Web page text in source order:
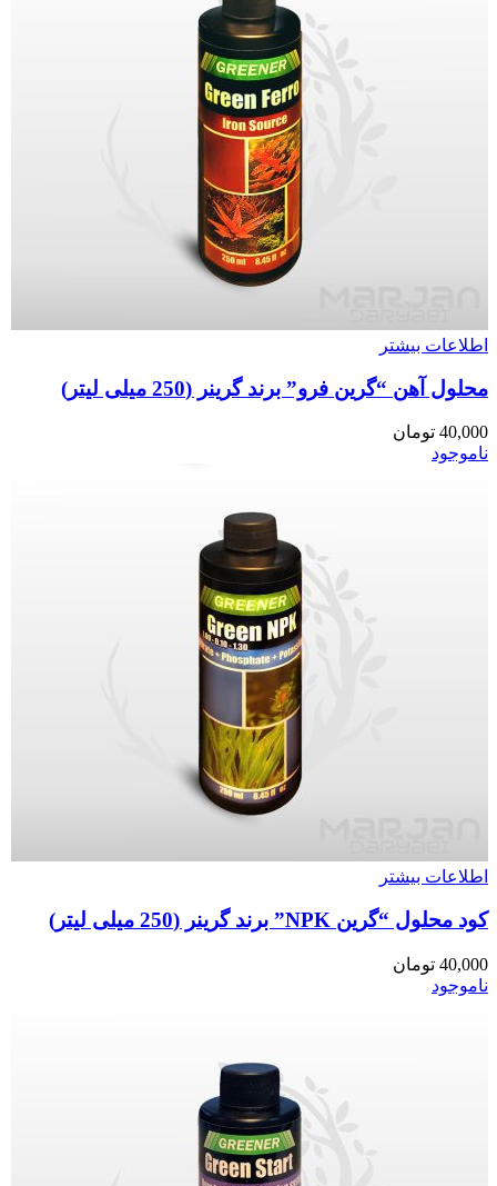
اطلاعات بیشتر
محلول آهن “گرین فرو” برند گرینر (250 میلی لیتر)
40,000 تومان
ناموجود
اطلاعات بیشتر
کود محلول “گرین NPK” برند گرینر (250 میلی لیتر)
40,000 تومان
ناموجود